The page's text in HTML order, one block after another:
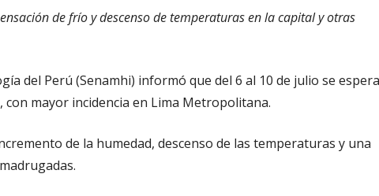
de frío y descenso de temperaturas en la capital y otras
del Perú (Senamhi) informó que del 6 al 10 de julio se espera
mayor incidencia en Lima Metropolitana.
de la humedad, descenso de las temperaturas y una